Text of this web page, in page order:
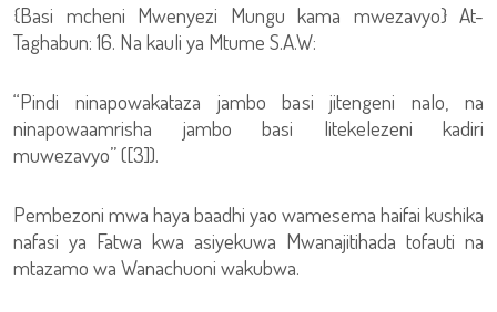
{Basi mcheni Mwenyezi Mungu kama mwezavyo} At-
Taghabun: 16. Na kauli ya Mtume S.A.W:
“Pindi ninapowakataza jambo basi jitengeni nalo, na
ninapowaamrisha jambo basi litekelezeni kadiri
muwezavyo” ([3]).
Pembezoni mwa haya baadhi yao wamesema haifai kushika
nafasi ya Fatwa kwa asiyekuwa Mwanajitihada tofauti na
mtazamo wa Wanachuoni wakubwa.